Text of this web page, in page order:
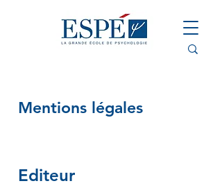
Mentions légales
Editeur